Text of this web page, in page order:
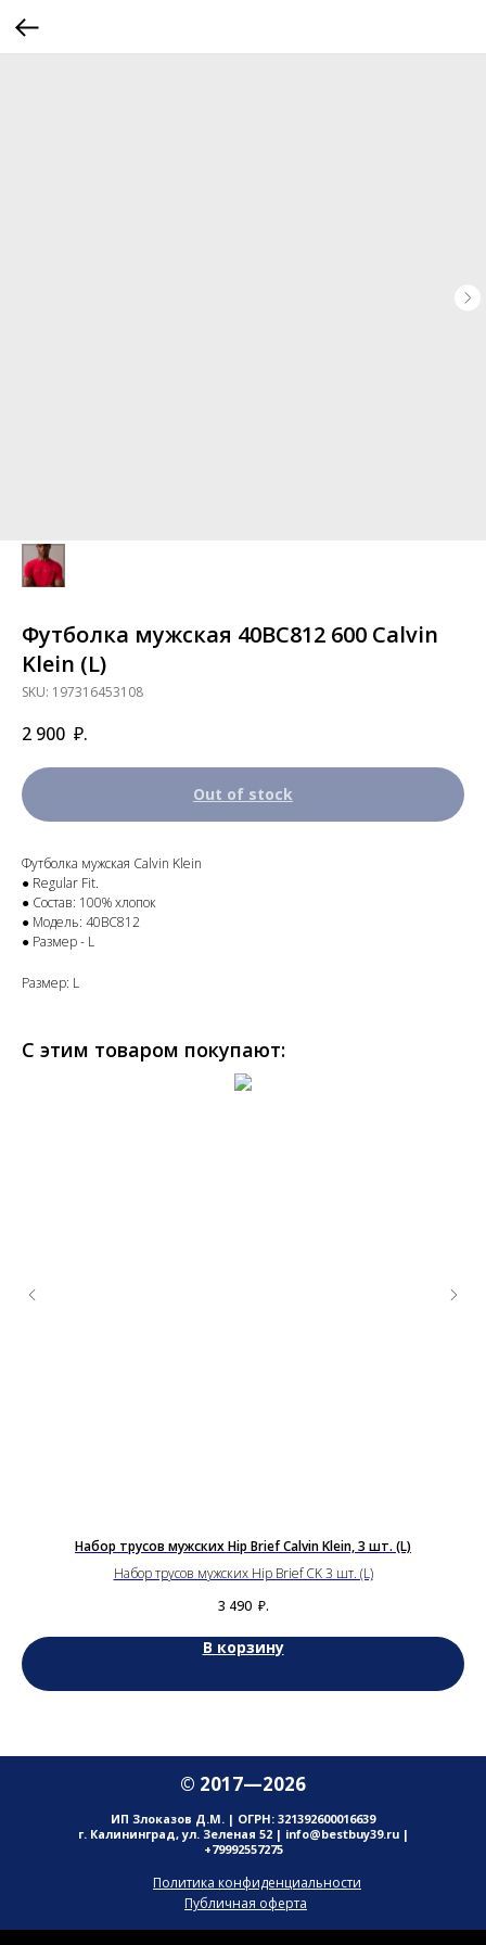
Футболка мужская 40BC812 600 Calvin
Klein (L)
SKU: 197316453108
2 900 ₽.
Out of stock
Футболка мужская Calvin Klein
● Regular Fit.
● Состав: 100% хлопок
● Модель: 40BC812
● Размер - L
Размер: L
С этим товаром покупают:
Набор трусов мужских Hip Brief Calvin Klein, 3 шт. (L)
Набор трусов мужских Hip Brief CK 3 шт. (L)
3 490 ₽.
В корзину
© 2017—2026
ИП Злоказов Д.М. | ОГРН: 321392600016639
г. Калининград, ул. Зеленая 52 | info@bestbuy39.ru |
+79992557275
Политика конфиденциальности
Публичная оферта